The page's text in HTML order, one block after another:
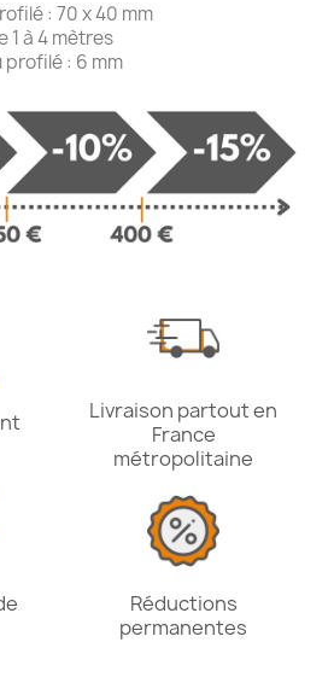
: 70 x 40 mm
1 à 4 mètres
profilé : 6 mm
Livraison partout en
France
métropolitaine
Réductions
permanentes